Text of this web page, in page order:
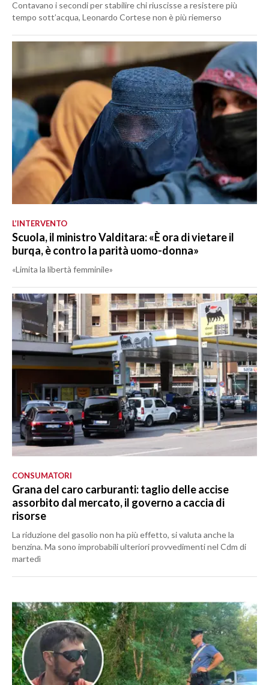
Contavano i secondi per stabilire chi riuscisse a resistere più
tempo sott’acqua, Leonardo Cortese non è più riemerso
L’INTERVENTO
Scuola, il ministro Valditara: «È ora di vietare il
burqa, è contro la parità uomo-donna»
«Limita la libertà femminile»
CONSUMATORI
Grana del caro carburanti: taglio delle accise
assorbito dal mercato, il governo a caccia di
risorse
La riduzione del gasolio non ha più effetto, si valuta anche la
benzina. Ma sono improbabili ulteriori provvedimenti nel Cdm di
martedì